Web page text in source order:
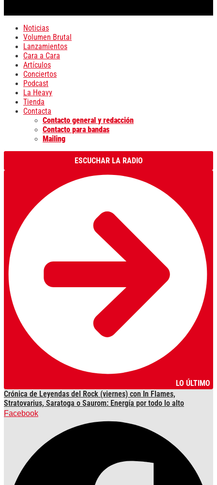
Noticias
Volumen Brutal
Lanzamientos
Cara a Cara
Artículos
Conciertos
Podcast
La Heavy
Tienda
Contacta
Contacto general y redacción
Contacto para bandas
Mailing
ESCUCHAR LA RADIO
LO ÚLTIMO
Crónica de Leyendas del Rock (viernes) con In Flames,
Stratovarius, Saratoga o Saurom: Energía por todo lo alto
Facebook